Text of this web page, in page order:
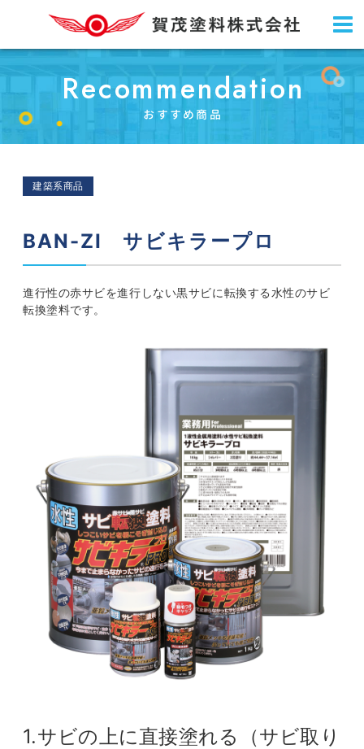
Recommendation
おすすめ商品
建築系商品
BAN-ZI サビキラープロ
進行性の赤サビを進行しない黒サビに転換する水性のサビ
転換塗料です。
1.サビの上に直接塗れる（サビ取り